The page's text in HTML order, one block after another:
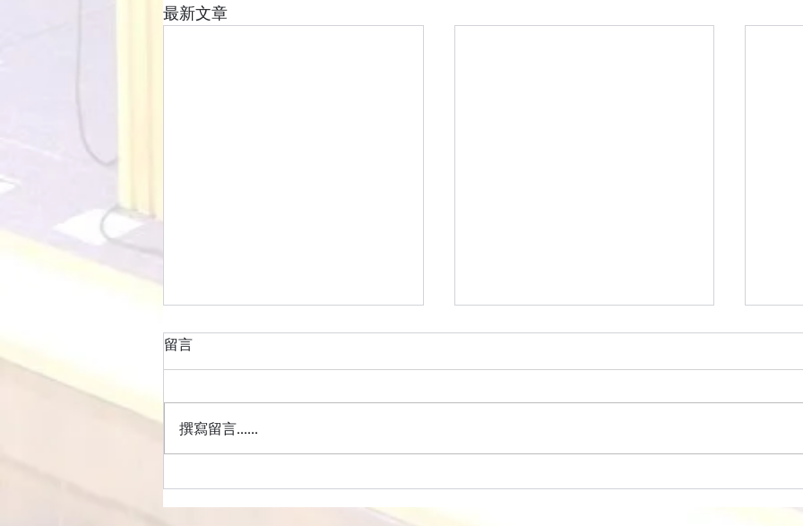
最新文章
260802 主日崇拜講道重溫：
與聖靈同行的日常
260726 主日崇拜講道重溫：上
留言
撰寫留言......